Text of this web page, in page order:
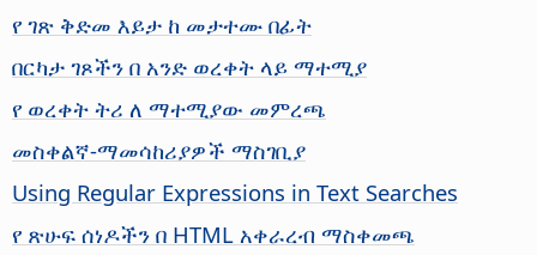
የ ገጽ ቅድመ እይታ ከ መታተሙ በፊት
በርካታ ገጾችን በ አንድ ወረቀት ላይ ማተሚያ
የ ወረቀት ትሪ ለ ማተሚያው መምረጫ
መስቀልኛ-ማመሳከሪያዎች ማስገቢያ
Using Regular Expressions in Text Searches
የ ጽሁፍ ሰነዶችን በ HTML አቀራረብ ማስቀመጫ